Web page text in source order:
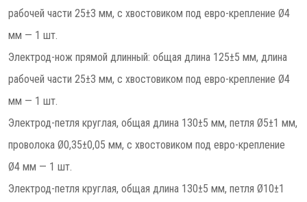
рабочей части 25±3 мм, c хвостовиком под евро-крепление Ø4
мм — 1 шт.
Электрод-нож прямой длинный: общая длина 125±5 мм, длина
рабочей части 25±3 мм, с хвостовиком под евро-крепление Ø4
мм — 1 шт.
Электрод-петля круглая, общая длина 130±5 мм, петля Ø5±1 мм,
проволока Ø0,35±0,05 мм, c хвостовиком под евро-крепление
Ø4 мм — 1 шт.
Электрод-петля круглая, общая длина 130±5 мм, петля Ø10±1